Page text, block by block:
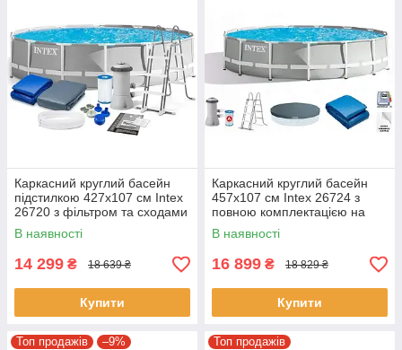
Каркасний круглий басейн
підстилкою 427x107 см Intex
26720 з фільтром та сходами
на 12706 л сірий
В наявності
14 299 ₴ 18 639 ₴
Купити
Каркасний круглий басейн
457x107 см Intex 26724 з
повною комплектацією на
14614 л сірий
В наявності
16 899 ₴ 18 829 ₴
Купити
Топ продажів –9% Топ продажів